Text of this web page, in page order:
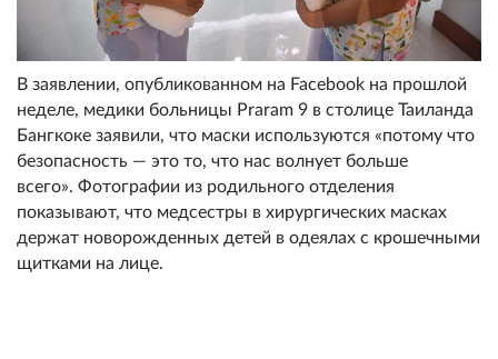
В заявлении, опубликованном на Facebook на прошлой
неделе, медики больницы Praram 9 в столице Таиланда
Бангкоке заявили, что маски используются «потому что
безопасность — это то, что нас волнует больше
всего». Фотографии из родильного отделения
показывают, что медсестры в хирургических масках
держат новорожденных детей в одеялах с крошечными
щитками на лице.